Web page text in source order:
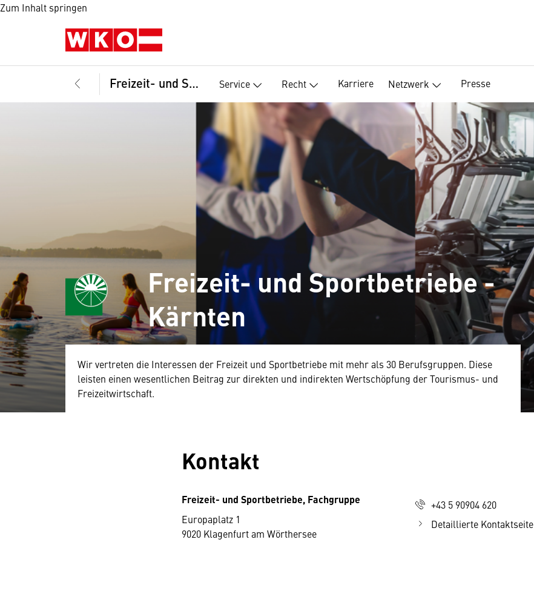
Zum Inhalt springen
Freizeit- und Sportbetriebe, Fachgruppe Service Recht Karriere Netzwerk Presse
Freizeit- und Sportbetriebe -
Kärnten
Wir vertreten die Interessen der Freizeit und Sportbetriebe mit mehr als 30 Berufsgruppen. Diese
leisten einen wesentlichen Beitrag zur direkten und indirekten Wertschöpfung der Tourismus- und
Freizeitwirtschaft.
Kontakt
Freizeit- und Sportbetriebe, Fachgruppe
Europaplatz 1
9020 Klagenfurt am Wörthersee
+43 5 90904 620
Detaillierte Kontaktseite